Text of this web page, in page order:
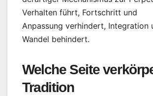
Verhalten führt, Fortschritt und
Anpassung verhindert, Integration
Wandel behindert.
Welche Seite
Tradition